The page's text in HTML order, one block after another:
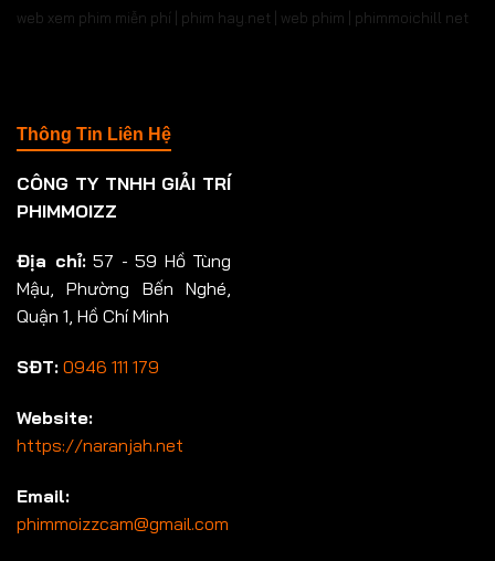
web xem phim miễn phí | phim hay.net | web phim | phimmoichill net
Thông Tin Liên Hệ
CÔNG TY TNHH GIẢI TRÍ
PHIMMOIZZ
Địa chỉ:57 - 59 Hồ Tùng
Mậu, Phường Bến Nghé,
Quận 1, Hồ Chí Minh
SĐT: 0946 111 179
Website:
https://naranjah.net
Email:
phimmoizzcam@gmail.com